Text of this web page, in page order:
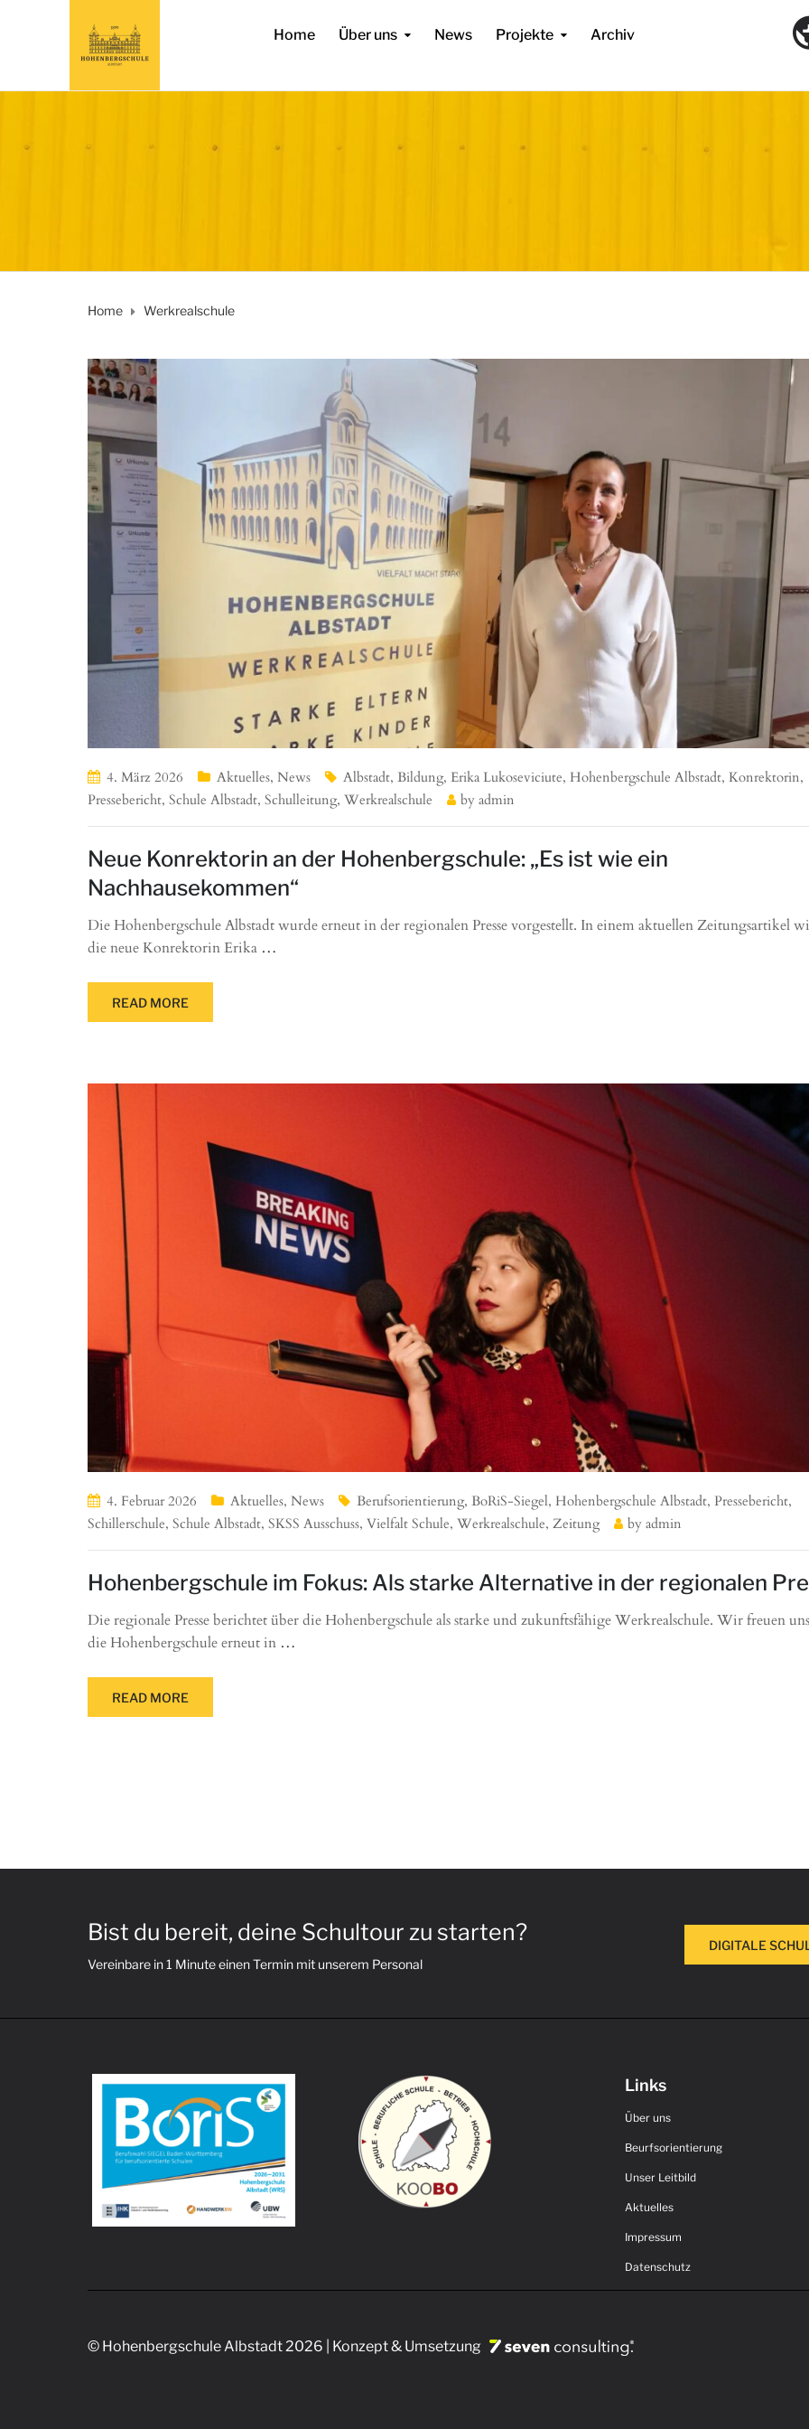
Home Über uns News Projekte Archiv
Home Werkrealschule
4. März 2026 Aktuelles, News Albstadt, Bildung, Erika Lukoseviciute, Hohenbergschule Albstadt, Konrektorin,
Pressebericht, Schule Albstadt, Schulleitung, Werkrealschule by admin
Neue Konrektorin an der Hohenbergschule: „Es ist wie ein
Nachhausekommen“
Die Hohenbergschule Albstadt wurde erneut in der regionalen Presse vorgestellt. In einem aktuellen Zeitungsartikel
die neue Konrektorin Erika …
READ MORE
4. Februar 2026 Aktuelles, News Berufsorientierung, BoRiS-Siegel, Hohenbergschule Albstadt, Pressebericht,
Schillerschule, Schule Albstadt, SKSS Ausschuss, Vielfalt Schule, Werkrealschule, Zeitung by admin
Hohenbergschule im Fokus: Als starke Alternative in der regionalen
Die regionale Presse berichtet über die Hohenbergschule als starke und zukunftsfähige Werkrealschule. Wir freuen
die Hohenbergschule erneut in …
READ MORE
Bist du bereit, deine Schultour zu starten?
Vereinbare in 1 Minute einen Termin mit unserem Personal
DIGITALE
Links
Über uns
Beurfsorientierung
Unser Leitbild
Aktuelles
Impressum
Datenschutz
© Hohenbergschule Albstadt 2026 | Konzept & Umsetzung